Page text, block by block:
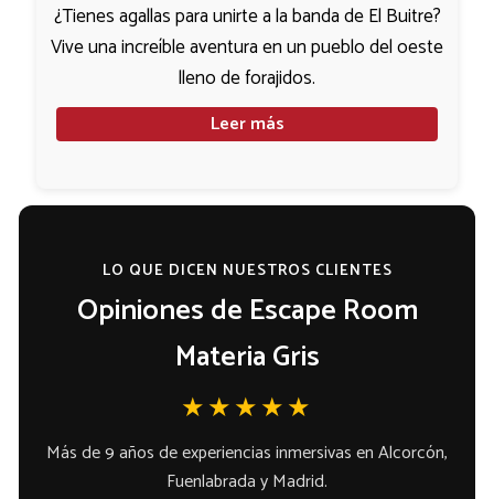
¿Tienes agallas para unirte a la banda de El Buitre?
Vive una increíble aventura en un pueblo del oeste
lleno de forajidos.
Leer más
LO QUE DICEN NUESTROS CLIENTES
Opiniones de Escape Room
Materia Gris
★★★★★
Más de 9 años de experiencias inmersivas en Alcorcón,
Fuenlabrada y Madrid.